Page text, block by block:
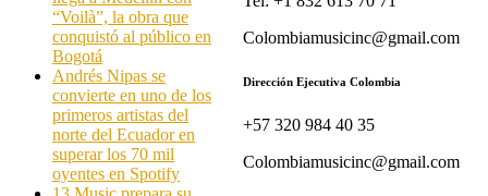
“Voilà”, la obra que
conquistó al público en
Bogotá
Andrés Nipas se
convierte en uno de los
primeros artistas del
norte del Ecuador en
superar los 70 mil
oyentes en Spotify
Colombiamusicinc@gmail.com
Dirección Ejecutiva Colombia
+57 320 984 40 35
Colombiamusicinc@gmail.com